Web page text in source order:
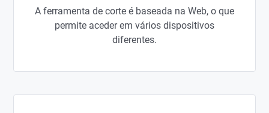
A ferramenta de corte é baseada na Web, o que
permite aceder em vários dispositivos
diferentes.